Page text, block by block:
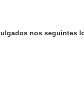
nos seguintes